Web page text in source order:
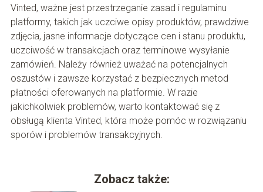
Vinted, ważne jest przestrzeganie zasad i regulaminu
platformy, takich jak uczciwe opisy produktów, prawdziwe
zdjęcia, jasne informacje dotyczące cen i stanu produktu,
uczciwość w transakcjach oraz terminowe wysyłanie
zamówień. Należy również uważać na potencjalnych
oszustów i zawsze korzystać z bezpiecznych metod
płatności oferowanych na platformie. W razie
jakichkolwiek problemów, warto kontaktować się z
obsługą klienta Vinted, która może pomóc w rozwiązaniu
sporów i problemów transakcyjnych.
Zobacz także: